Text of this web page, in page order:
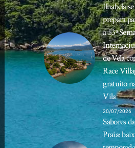
Ilhabela se
prepara
a 53ª
de Vela
Race
gratuito
Vila
20/07/2026
Sabores da
Praia: